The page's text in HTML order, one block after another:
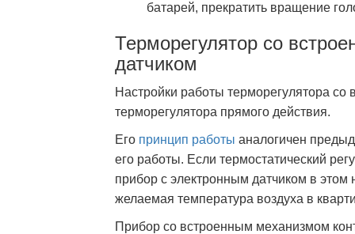
батарей, прекратить вращение
Терморегулятор со
датчиком
Настройки работы терморегулятора со
терморегулятора прямого действия.
Его принцип работы аналогичен
его работы. Если термостатический
прибор с электронным датчиком в этом
желаемая температура воздуха в
Прибор со встроенным механизмом